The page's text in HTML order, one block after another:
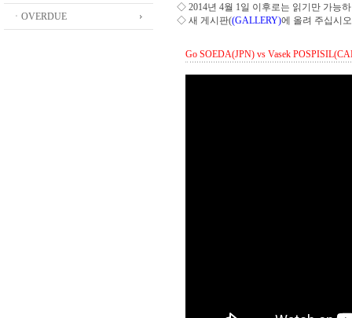
ㆍOVERDUE
◇ 2014년 4월 1일 이후로는 읽기만 가능
◇ 새 게시판((GALLERY)에 올려 주십시오
Go SOEDA(JPN) vs Vasek